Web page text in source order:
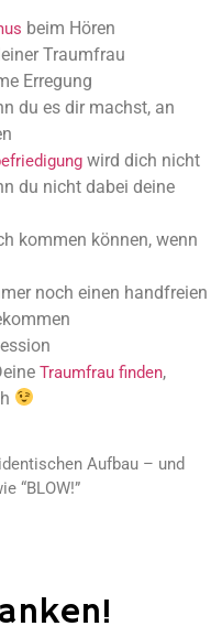
beim Hören
Traumfrau
Erregung
du es dir machst, an
wird dich nicht
du nicht dabei deine
kommen können, wenn
noch einen handfreien
Traumfrau finden,
Aufbau – und
“BLOW!”